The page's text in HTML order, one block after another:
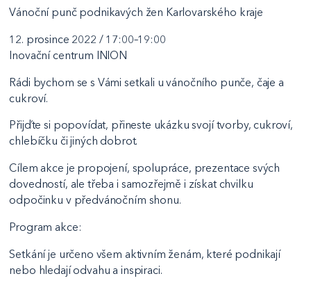
Vánoční punč podnikavých žen Karlovarského kraje
12. prosince 2022 / 17:00–19:00
Inovační centrum INION
Rádi bychom se s Vámi setkali u vánočního punče, čaje a
cukroví.
Přijďte si popovídat, přineste ukázku svojí tvorby, cukroví,
chlebíčku či jiných dobrot.
Cílem akce je propojení, spolupráce, prezentace svých
dovedností, ale třeba i samozřejmě i získat chvilku
odpočinku v předvánočním shonu.
Program akce:
Setkání je určeno všem aktivním ženám, které podnikají
nebo hledají odvahu a inspiraci.